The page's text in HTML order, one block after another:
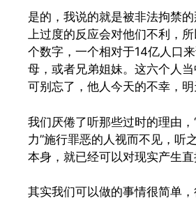
是的，我说的就是被非法拘禁
上过度的反应会对他们不利，
个数字，一个相对于14亿人口
母，或者兄弟姐妹。这六个人
可别忘了，他人今天的不幸，
我们厌倦了听那些过时的理由
力”施行罪恶的人视而不见，听
本身，就已经可以对现实产生
其实我们可以做的事情很简单